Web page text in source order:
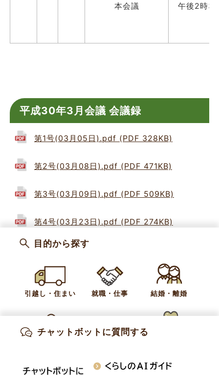
本会議 午後2時
平成30年3月会議 会議録
第1号(03月05日).pdf (PDF 328KB)
第2号(03月08日).pdf (PDF 471KB)
第3号(03月09日).pdf (PDF 509KB)
第4号(03月23日).pdf (PDF 274KB)
平成30年 小布施町議会
議会事務局
目的から探す
引越し・住まい 就職・仕事 結婚・離婚
チャットボットに質問する